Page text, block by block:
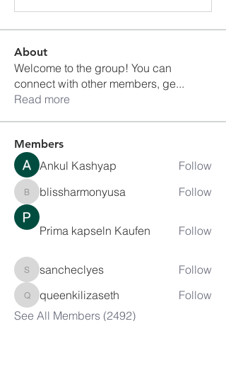
About
Welcome to the group! You can
connect with other members, ge...
Read more
Members
Ankul Kashyap Follow
blissharmonyusa
blissharmonyusa Follow
Prima kapseln Kaufen Follow
sancheclyes
sancheclyes Follow
queenkilizaseth
queenkilizaseth
Follow
See All Members (2492)